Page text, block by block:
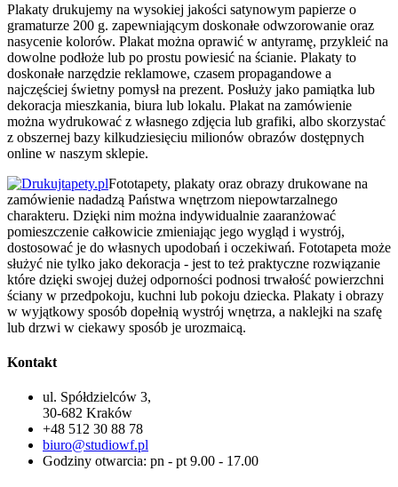
Plakaty drukujemy na wysokiej jakości satynowym papierze o
gramaturze 200 g. zapewniającym doskonałe odwzorowanie oraz
nasycenie kolorów. Plakat można oprawić w antyramę, przykleić na
dowolne podłoże lub po prostu powiesić na ścianie. Plakaty to
doskonałe narzędzie reklamowe, czasem propagandowe a
najczęściej świetny pomysł na prezent. Posłuży jako pamiątka lub
dekoracja mieszkania, biura lub lokalu. Plakat na zamówienie
można wydrukować z własnego zdjęcia lub grafiki, albo skorzystać
z obszernej bazy kilkudziesięciu milionów obrazów dostępnych
online w naszym sklepie.
Fototapety, plakaty oraz obrazy drukowane na
zamówienie nadadzą Państwa wnętrzom niepowtarzalnego
charakteru. Dzięki nim można indywidualnie zaaranżować
pomieszczenie całkowicie zmieniając jego wygląd i wystrój,
dostosować je do własnych upodobań i oczekiwań. Fototapeta może
służyć nie tylko jako dekoracja - jest to też praktyczne rozwiązanie
które dzięki swojej dużej odporności podnosi trwałość powierzchni
ściany w przedpokoju, kuchni lub pokoju dziecka. Plakaty i obrazy
w wyjątkowy sposób dopełnią wystrój wnętrza, a naklejki na szafę
lub drzwi w ciekawy sposób je urozmaicą.
Kontakt
ul. Spółdzielców 3,
30-682 Kraków
+48 512 30 88 78
biuro@studiowf.pl
Godziny otwarcia: pn - pt 9.00 - 17.00